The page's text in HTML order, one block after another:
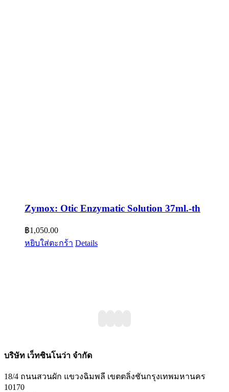
Zymox: Otic Enzymatic Solution 37ml.-th
฿1,050.00
หยิบใส่ตะกร้า Details
บริษัท เว็ทซินโนว่า จำกัด
18/4 ถนนสวนผัก แขวงฉิมพลี เขตตลิ่งชันกรุงเทพมหานคร
10170